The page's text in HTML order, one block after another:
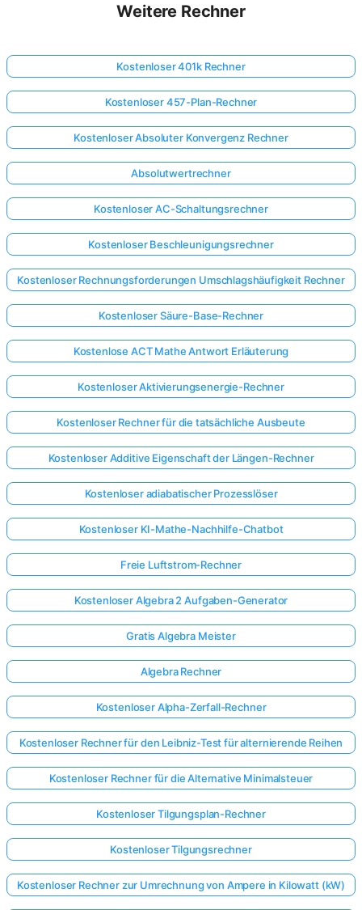
Weitere Rechner
Kostenloser 401k Rechner
Kostenloser 457-Plan-Rechner
Kostenloser Absoluter Konvergenz Rechner
Absolutwertrechner
Kostenloser AC-Schaltungsrechner
Kostenloser Beschleunigungsrechner
Kostenloser Rechnungsforderungen Umschlagshäufigkeit Rechner
Kostenloser Säure-Base-Rechner
Kostenlose ACT Mathe Antwort Erläuterung
Kostenloser Aktivierungsenergie-Rechner
Kostenloser Rechner für die tatsächliche Ausbeute
Kostenloser Additive Eigenschaft der Längen-Rechner
Kostenloser adiabatischer Prozesslöser
Kostenloser KI-Mathe-Nachhilfe-Chatbot
Freie Luftstrom-Rechner
Kostenloser Algebra 2 Aufgaben-Generator
Gratis Algebra Meister
Algebra Rechner
Kostenloser Alpha-Zerfall-Rechner
Kostenloser Rechner für den Leibniz-Test für alternierende Reihen
Kostenloser Rechner für die Alternative Minimalsteuer
Kostenloser Tilgungsplan-Rechner
Kostenloser Tilgungsrechner
Kostenloser Rechner zur Umrechnung von Ampere in Kilowatt (kW)